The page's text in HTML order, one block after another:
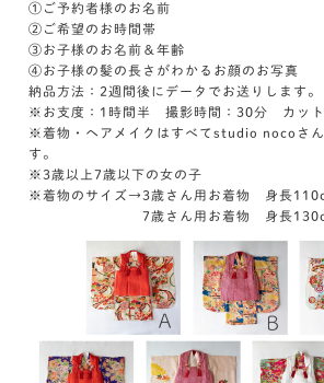
①ご予約者様のお名前
②ご希望のお時間帯
③お子様のお名前＆年齢
④お子様の髪の長さがわかるお顔のお写真
納品方法：2週間後にデータでお送りします。
※お支度：1時間半 撮影時間：30分 カット
※着物・ヘアメイクはすべてstudio nocoさん
す。
※3歳以上7歳以下の女の子
※着物のサイズ→3歳さん用お着物 身長
7歳さん用お着物 身長